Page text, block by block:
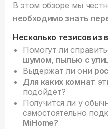
В этом обзоре мы
необходимо знать
Несколько тезисов из
Помогут ли
шумом, пылью с
Выдержат ли они
Для каких комнат
подойдет?
Получится ли у
самостоятельно
MiHome?